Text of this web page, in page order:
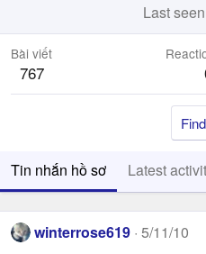
Last seen
Bài viết
767
Find
Tin nhắn hồ sơ Latest
winterrose619 5/11/10